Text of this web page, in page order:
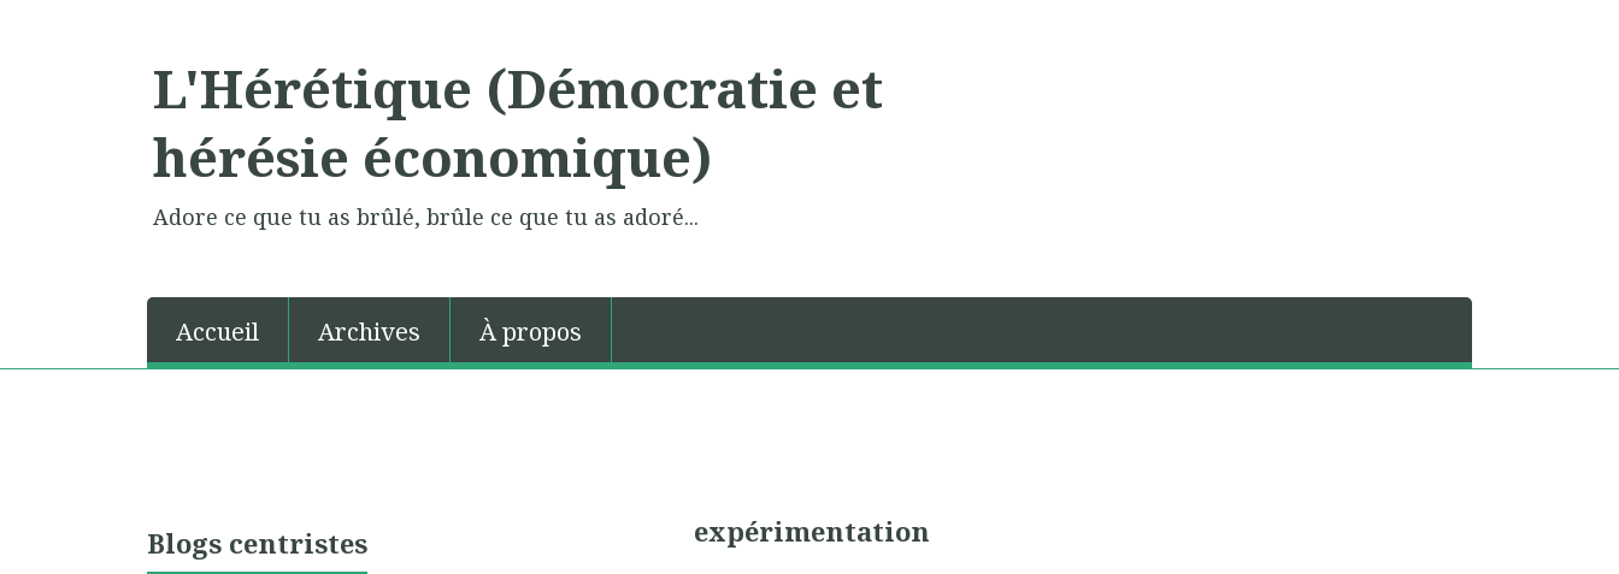
L'Hérétique (Démocratie et
hérésie économique)
Adore ce que tu as brûlé, brûle ce que tu as adoré...
Accueil Archives À propos
Blogs centristes expérimentation